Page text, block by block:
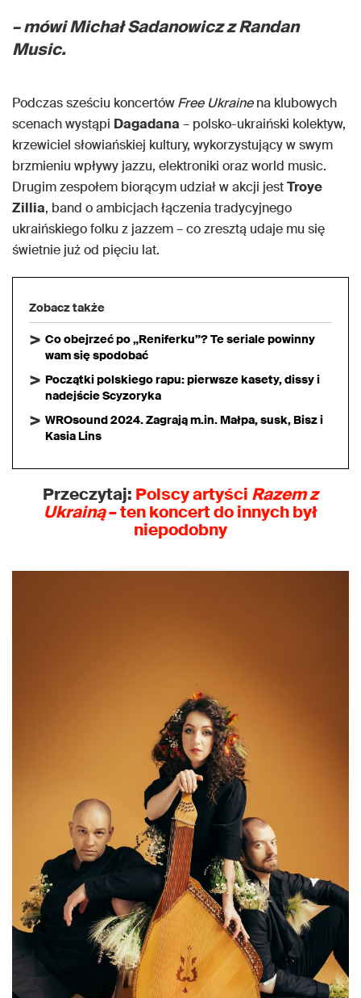
–mówi Michał Sadanowicz z Randan
Music.
Podczas sześciu koncertówFree Ukrainena klubowych
scenach wystąpi Dagadana – polsko-ukraiński kolektyw,
krzewiciel słowiańskiej kultury, wykorzystujący w swym
brzmieniu wpływy jazzu, elektroniki oraz world music.
Drugim zespołem biorącym udział w akcji jestTroye
Zillia, band o ambicjach łączenia tradycyjnego
ukraińskiego folku z jazzem – co zresztą udaje mu się
świetnie już od pięciu lat.
Zobacz także
Co obejrzeć po „Reniferku”? Te seriale powinny
wam się spodobać
Początki polskiego rapu: pierwsze kasety, dissy i
nadejście Scyzoryka
WROsound 2024. Zagrają m.in. Małpa, susk, Bisz i
Kasia Lins
Przeczytaj: Polscy artyści Razem z
Ukrainą– ten koncert do innych był
niepodobny